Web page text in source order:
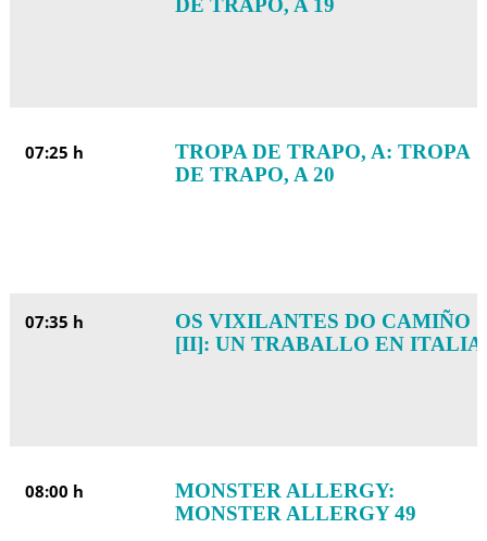
DE TRAPO, A 19
07:25 h
TROPA DE TRAPO, A: TROPA
DE TRAPO, A 20
07:35 h
OS VIXILANTES DO CAMIÑO
[II]: UN TRABALLO EN ITALIA
08:00 h
MONSTER ALLERGY:
MONSTER ALLERGY 49